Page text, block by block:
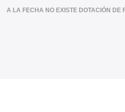
A LA FECHA NO EXISTE DOTACIÓN DE